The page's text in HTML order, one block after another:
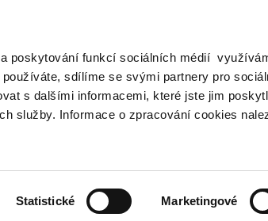
poskytování funkcí sociálních médií
sdílíme se svými partnery pro
s dalšími informacemi, které jste jim
služby. Informace o zpracování cookies
Statistické Marketingové
Vyhledat
submenu
submenu
účetnictví